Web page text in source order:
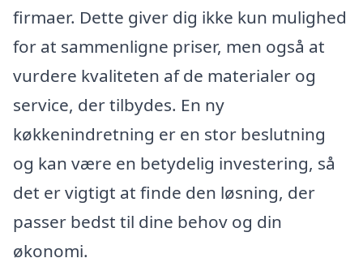
firmaer. Dette giver dig ikke kun mulighed
for at sammenligne priser, men også at
vurdere kvaliteten af de materialer og
service, der tilbydes. En ny
køkkenindretning er en stor beslutning
og kan være en betydelig investering, så
det er vigtigt at finde den løsning, der
passer bedst til dine behov og din
økonomi.